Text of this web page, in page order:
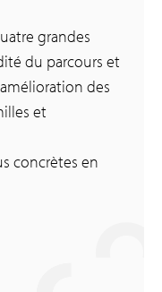
grandes
du parcours et
des
et
concrètes en